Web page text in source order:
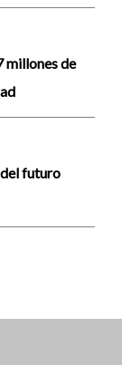
millones de
futuro